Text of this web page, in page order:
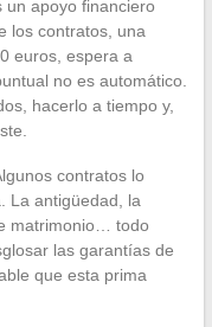
apoyo financiero
los contratos, una
euros, espera a
no es automático.
hacerlo a tiempo y,
contratos lo
La antigüedad, la
matrimonio… todo
las garantías de
que esta prima